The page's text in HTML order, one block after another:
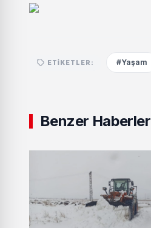
ETIKETLER: #Yaşam
Benzer Haberler